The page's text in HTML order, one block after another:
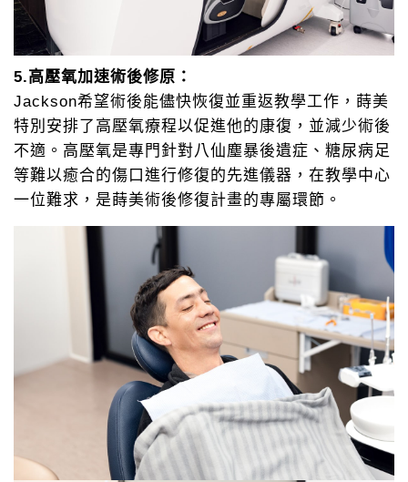
5.高壓氧加速術後修原：
Jackson希望術後能儘快恢復並重返教學工作，蒔美
特別安排了高壓氧療程以促進他的康復，並減少術後
不適。高壓氧是專門針對八仙塵暴後遺症、糖尿病足
等難以癒合的傷口進行修復的先進儀器，在教學中心
一位難求，是蒔美術後修復計畫的專屬環節。